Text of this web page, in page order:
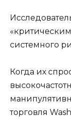
системного
Когда их
торговля